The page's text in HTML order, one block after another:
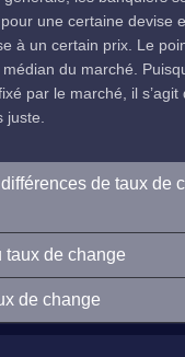
une certaine devise
à un certain prix. Le
du marché.
par le marché, il
juste.
de taux de
taux de change
de change